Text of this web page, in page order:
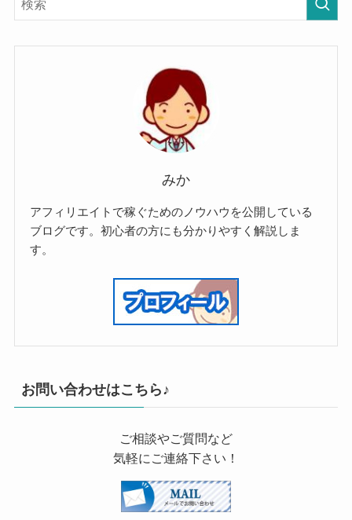
みか
アフィリエイトで稼ぐためのノウハウを公開している
ブログです。初心者の方にも分かりやすく解説しま
す。
お問い合わせはこちら♪
ご相談やご質問など
気軽にご連絡下さい！